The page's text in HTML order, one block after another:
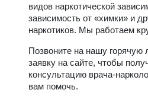
видов наркотической
зависимость от «химки» и
наркотиков. Мы работаем
Позвоните на нашу горячую
заявку на сайте, чтобы
консультацию врача-
вам помочь.